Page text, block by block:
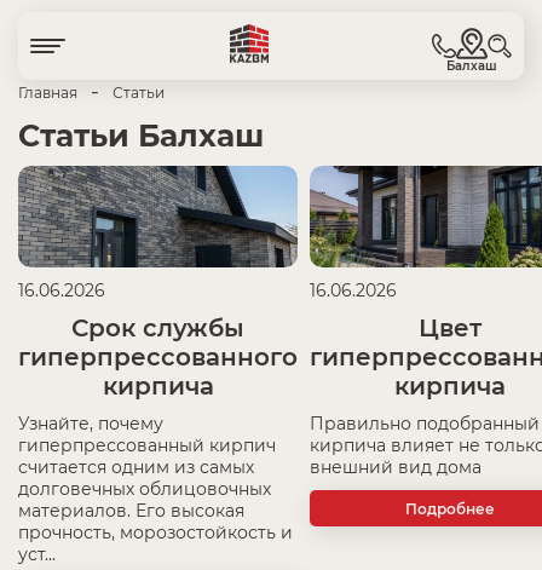
Балхаш
Главная - Статьи
Статьи Балхаш
16.06.2026
Срок службы
гиперпрессованного
кирпича
Узнайте, почему
гиперпрессованный кирпич
считается одним из самых
долговечных облицовочных
материалов. Его высокая
прочность, морозостойкость и
уст...
16.06.2026
Цвет
кирпича
Правильно подобранный
кирпича влияет не
внешний вид дома
Подробнее